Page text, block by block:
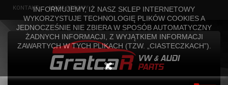
INFORMUJEMY, IŻ NASZ SKLEP INTERNETOWY
WYKORZYSTUJE TECHNOLOGIĘ PLIKÓW COOKIES A
JEDNOCZEŚNIE NIE ZBIERA W SPOSÓB AUTOMATYCZNY
ŻADNYCH INFORMACJI, Z WYJĄTKIEM INFORMACJI
ZAWARTYCH W TYCH PLIKACH (TZW. „CIASTECZKACH”).
KONTAKT MAPA STRONY